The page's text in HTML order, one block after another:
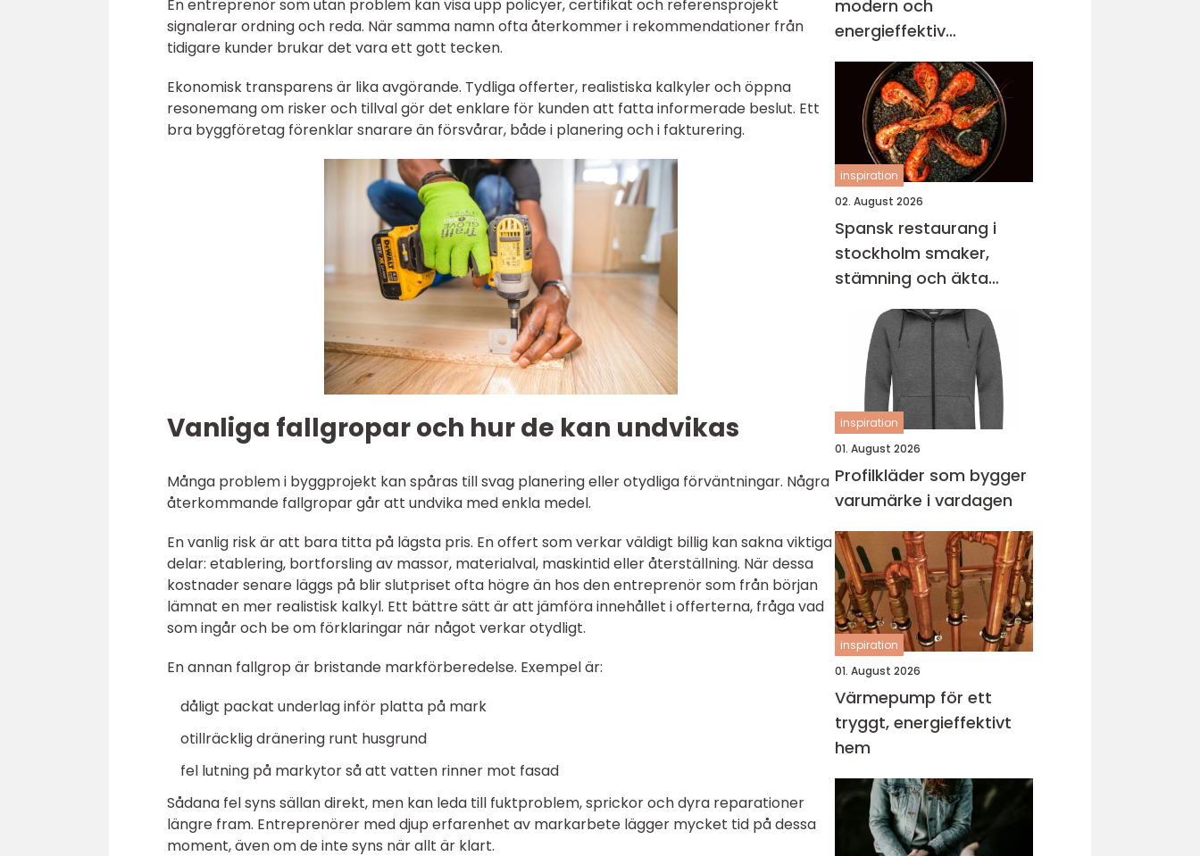
En entreprenör som utan problem kan visa upp policyer, certifikat och referensprojekt
signalerar ordning och reda. När samma namn ofta återkommer i rekommendationer från
tidigare kunder brukar det vara ett gott tecken.
Ekonomisk transparens är lika avgörande. Tydliga offerter, realistiska kalkyler och öppna
resonemang om risker och tillval gör det enklare för kunden att fatta informerade beslut. Ett
bra byggföretag förenklar snarare än försvårar, både i planering och i fakturering.
Vanliga fallgropar och hur de kan undvikas
Många problem i byggprojekt kan spåras till svag planering eller otydliga förväntningar. Några
återkommande fallgropar går att undvika med enkla medel.
En vanlig risk är att bara titta på lägsta pris. En offert som verkar väldigt billig kan sakna viktiga
delar: etablering, bortforsling av massor, materialval, maskintid eller återställning. När dessa
kostnader senare läggs på blir slutpriset ofta högre än hos den entreprenör som från början
lämnat en mer realistisk kalkyl. Ett bättre sätt är att jämföra innehållet i offerterna, fråga vad
som ingår och be om förklaringar när något verkar otydligt.
En annan fallgrop är bristande markförberedelse. Exempel är:
dåligt packat underlag inför platta på mark
otillräcklig dränering runt husgrund
fel lutning på markytor så att vatten rinner mot fasad
Sådana fel syns sällan direkt, men kan leda till fuktproblem, sprickor och dyra reparationer
längre fram. Entreprenörer med djup erfarenhet av markarbete lägger mycket tid på dessa
moment, även om de inte syns när allt är klart.
modern och
energieffektiv
fönsterlösning
inspiration
02. August 2026
Spansk restaurang i
stockholm smaker,
stämning och äkta
gemenskap
inspiration
01. August 2026
Profilkläder som bygger
varumärke i vardagen
inspiration
01. August 2026
Värmepump för ett
tryggt, energieffektivt
hem